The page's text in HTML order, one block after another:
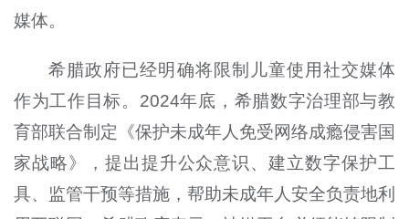
媒体。
希腊政府已经明确将限制儿童使用社交媒体
作为工作目标。2024年底，希腊数字治理部与教
育部联合制定《保护未成年人免受网络成瘾侵害国
家战略》，提出提升公众意识、建立数字保护工
具、监管干预等措施，帮助未成年人安全负责地利